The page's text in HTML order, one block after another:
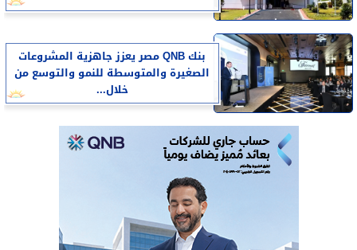
بنك QNB مصر يعزز جاهزية المشروعات
الصغيرة والمتوسطة للنمو والتوسع من
خلال...